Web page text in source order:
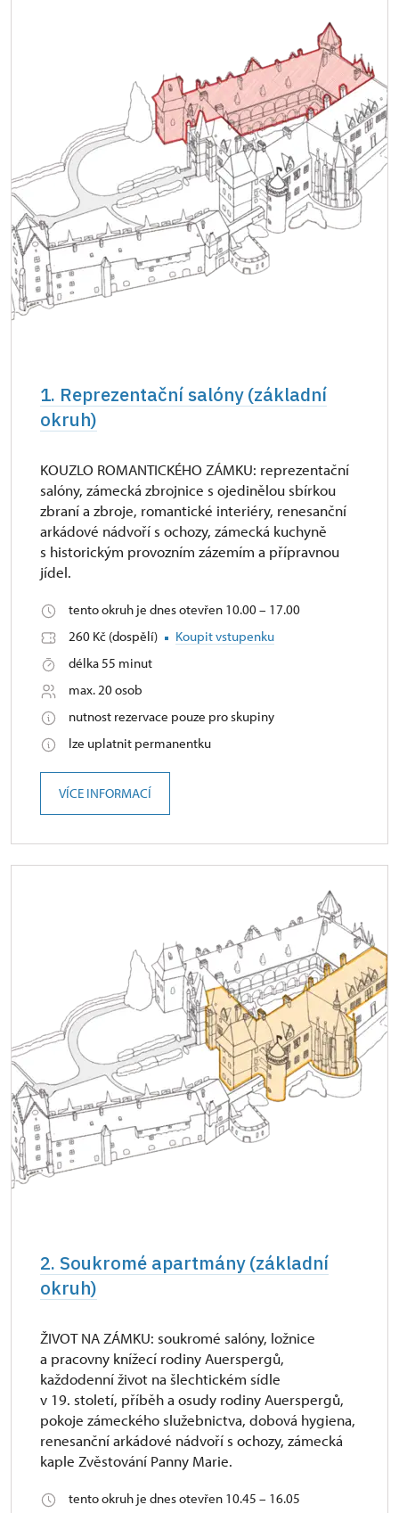
1. Reprezentační salóny (základní
okruh)
KOUZLO ROMANTICKÉHO ZÁMKU: reprezentační
salóny, zámecká zbrojnice s ojedinělou sbírkou
zbraní a zbroje, romantické interiéry, renesanční
arkádové nádvoří s ochozy, zámecká kuchyně
s historickým provozním zázemím a přípravnou
jídel.
tento okruh je dnes otevřen 10.00 – 17.00
260 Kč (dospělí)
Koupit vstupenku
délka 55 minut
max. 20 osob
nutnost rezervace pouze pro skupiny
lze uplatnit permanentku
VÍCE INFORMACÍ
2. Soukromé apartmány (základní
okruh)
ŽIVOT NA ZÁMKU: soukromé salóny, ložnice
a pracovny knížecí rodiny Auerspergů,
každodenní život na šlechtickém sídle
v 19. století, příběh a osudy rodiny Auerspergů,
pokoje zámeckého služebnictva, dobová hygiena,
renesanční arkádové nádvoří s ochozy, zámecká
kaple Zvěstování Panny Marie.
tento okruh je dnes otevřen 10.45 – 16.05